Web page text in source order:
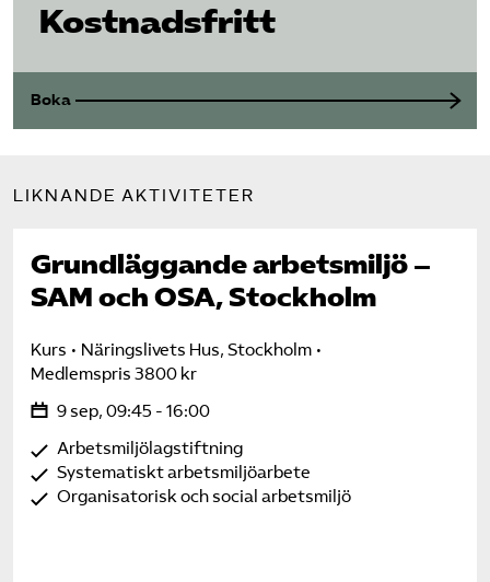
Kostnadsfritt
Boka
LIKNANDE AKTIVITETER
Grundläggande arbetsmiljö –
SAM och OSA, Stockholm
Kurs
Näringslivets Hus, Stockholm
Medlemspris 3800 kr
9 sep, 09:45 - 16:00
Arbetsmiljölagstiftning
Systematiskt arbetsmiljöarbete
Organisatorisk och social arbetsmiljö